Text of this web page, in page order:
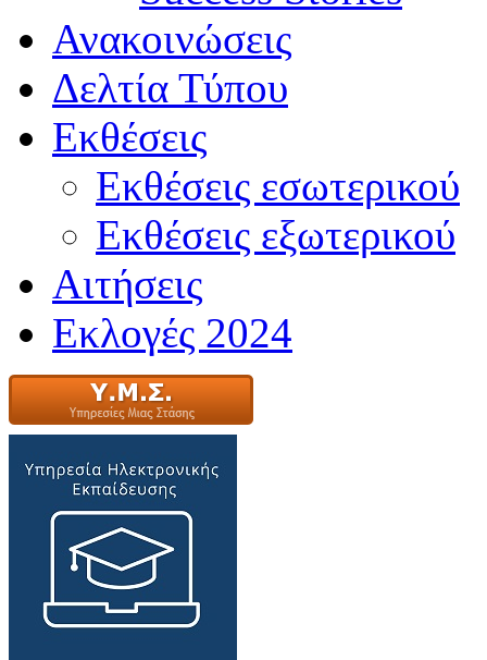
Ανακοινώσεις
Δελτία Τύπου
Εκθέσεις
Εκθέσεις εσωτερικού
Εκθέσεις εξωτερικού
Αιτήσεις
Εκλογές 2024